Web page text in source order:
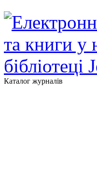
Каталог журналів